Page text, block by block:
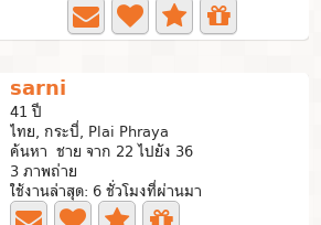
sarni
41 ปี
ไทย, กระบี่, Plai Phraya
ค้นหา ชาย จาก 22 ไปยัง 36
3 ภาพถ่าย
ใช้งานล่าสุด: 6 ชั่วโมงที่ผ่านมา